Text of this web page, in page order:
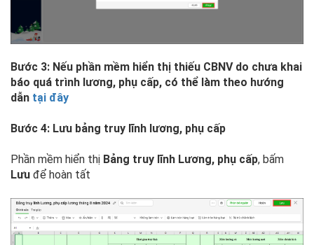
Bước 3: Nếu phần mềm hiển thị thiếu CBNV do chưa khai
báo quá trình lương, phụ cấp, có thể làm theo hướng
dẫn tại đây
Bước 4: Lưu bảng truy lĩnh lương, phụ cấp
Phần mềm hiển thị Bảng truy lĩnh Lương, phụ cấp, bấm
Lưu để hoàn tất